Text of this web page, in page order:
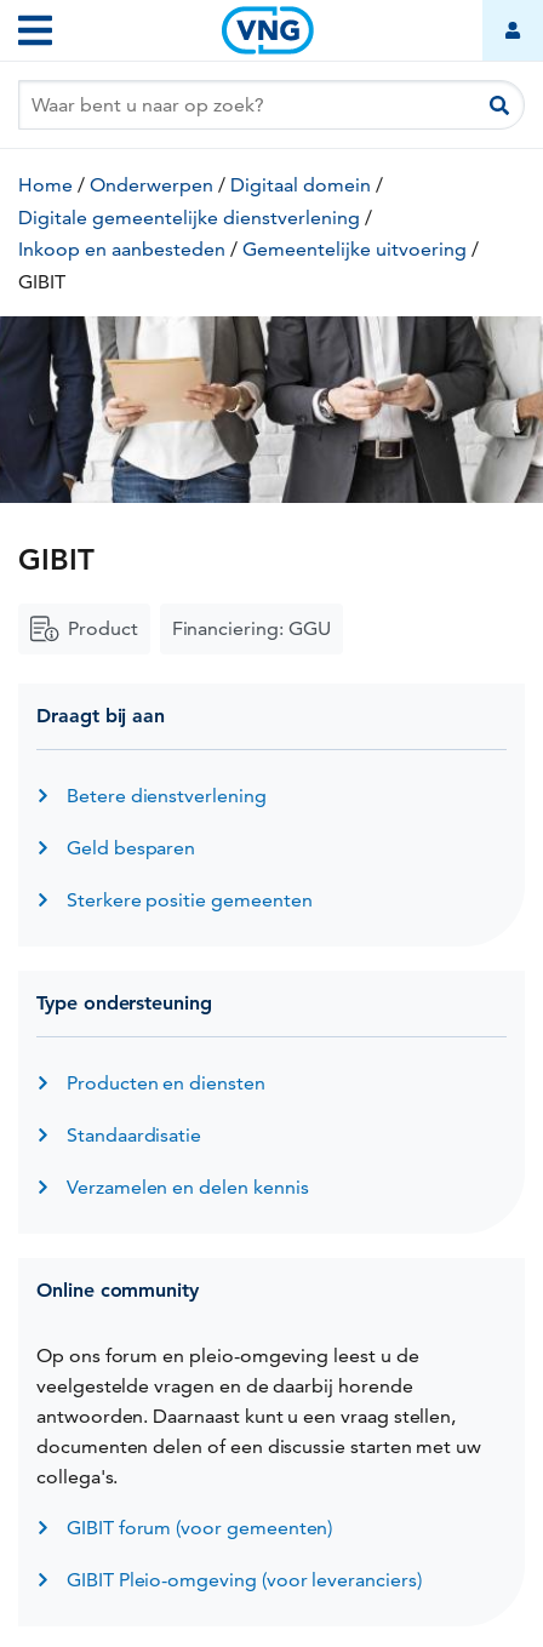
Overslaan
en
naar
inhoud
Hoofdnavigatie
GIBIT
Kruimelpad
Home / Onderwerpen / Digitaal domein /
Digitale gemeentelijke dienstverlening /
Inkoop en aanbesteden / Gemeentelijke uitvoering /
GIBIT
pagina)
GIBIT
Product Financiering: GGU
Draagt bij aan
Betere dienstverlening
Geld besparen
Sterkere positie gemeenten
Type ondersteuning
Producten en diensten
Standaardisatie
Verzamelen en delen kennis
Online community
Op ons forum en pleio-omgeving leest u de
veelgestelde vragen en de daarbij horende
antwoorden. Daarnaast kunt u een vraag stellen,
documenten delen of een discussie starten met uw
collega's.
GIBIT forum (voor gemeenten)
GIBIT Pleio-omgeving (voor leveranciers)